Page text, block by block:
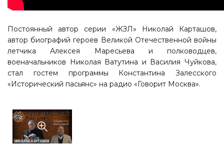
Постоянный автор серии «ЖЗЛ» Николай Карташов,
автор биографий героев Великой Отечественной войны
летчика Алексея Маресьева и полководцев,
военачальников Николая Ватутина и Василия Чуйкова,
стал гостем программы Константина Залесского
«Исторический пасьянс» на радио «Говорит Москва».